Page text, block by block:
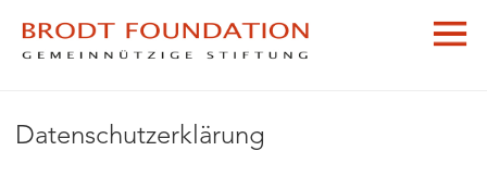
Datenschutzerklärung